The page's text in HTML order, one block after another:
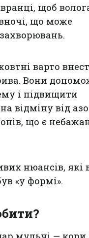
щоб
що може
варто
Вони
і підвищити
відміну від
що є
нюансів, які
«у формі».